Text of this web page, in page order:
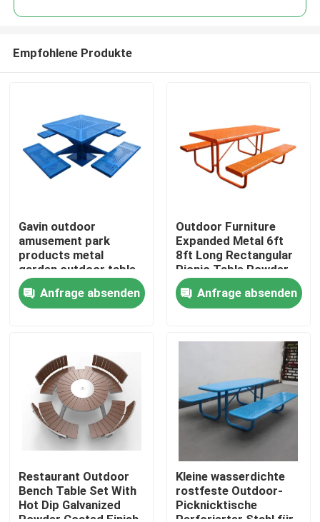
Zu Hause
Über uns
Empfohlene Produkte
Gavin outdoor
amusement park
products metal
garden outdoor table
setting table outdoor
garden for playground
street and
Anfrage absenden
Outdoor Furniture
Expanded Metal 6ft
8ft Long Rectangular
Picnic Table Powder
coated Steel
Restaurant Outside
Table
Anfrage absenden
Restaurant Outdoor
Bench Table Set With
Hot Dip Galvanized
Kleine wasserdichte
rostfeste Outdoor-
Picknicktische